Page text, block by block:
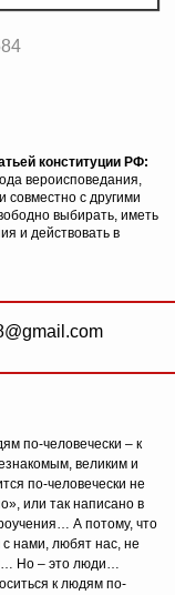
конституции РФ:
вероисповедания,
совместно с другими
выбирать, иметь
и действовать в
по-человечески – к
великим и
по-человечески не
или так написано в
А потому, что
нами, любят нас, не
Но – это люди…
к людям по-